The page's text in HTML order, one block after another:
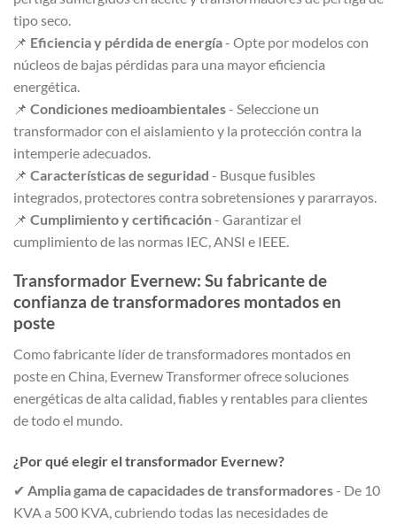
tipo seco.
📌 Eficiencia y pérdida de energía- Opte por modelos con
núcleos de bajas pérdidas para una mayor eficiencia
energética.
📌 Condiciones medioambientales- Seleccione un
transformador con el aislamiento y la protección contra la
intemperie adecuados.
📌 Características de seguridad - Busque fusibles
integrados, protectores contra sobretensiones y pararrayos.
📌 Cumplimiento y certificación- Garantizar el
cumplimiento de las normas IEC, ANSI e IEEE.
Transformador Evernew: Su fabricante de
confianza de transformadores montados en
poste
Como fabricante líder de transformadores montados en
poste en China, Evernew Transformer ofrece soluciones
energéticas de alta calidad, fiables y rentables para clientes
de todo el mundo.
¿Por qué elegir el transformador Evernew?
✔ Amplia gama de capacidades de transformadores- De 10
KVA a 500 KVA, cubriendo todas las necesidades de